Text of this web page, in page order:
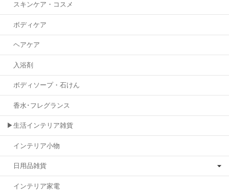
スキンケア・コスメ
ボディケア
ヘアケア
入浴剤
ボディソープ・石けん
香水･フレグランス
▶生活インテリア雑貨
インテリア小物
日用品雑貨
インテリア家電